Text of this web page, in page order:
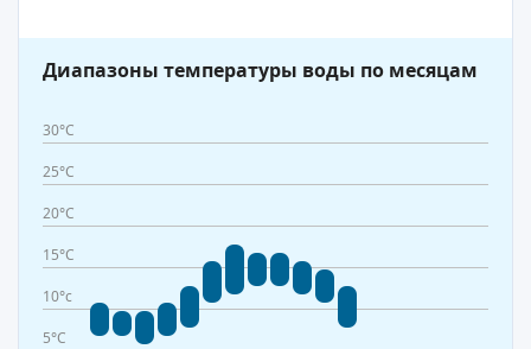
Диапазоны температуры воды по месяцам
30°C
25°C
20°C
15°C
10°c
5°C